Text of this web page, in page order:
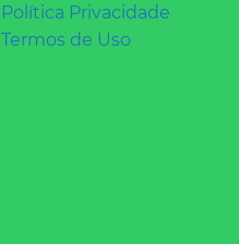
Política Privacidade
Termos de Uso